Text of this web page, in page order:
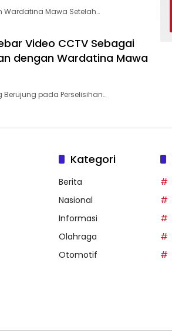
Wardatina Mawa Setelah…
Video CCTV Sebagai
dengan Wardatina Mawa
pada Perselisihan…
Kategori
Berita
Nasional
Informasi
Olahraga
Otomotif